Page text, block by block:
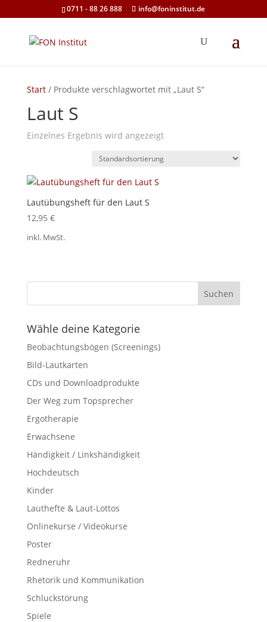
0711 - 88 26 888 info@foninstitut.de
Start/ Produkte verschlagwortet mit „Laut S“
Laut S
Einzelnes Ergebnis wird angezeigt
Lautübungsheft für den Laut S
12,95 €
inkl. MwSt.
Wähle deine Kategorie
Beobachtungsbögen (Screenings)
Bild-Lautkarten
CDs und Downloadprodukte
Der Weg zum Topsprecher
Ergotherapie
Erwachsene
Händigkeit / Linkshändigkeit
Hochdeutsch
Kinder
Lauthefte & Laut-Lottos
Onlinekurse / Videokurse
Poster
Redneruhr
Rhetorik und Kommunikation
Schluckstörung
Spiele